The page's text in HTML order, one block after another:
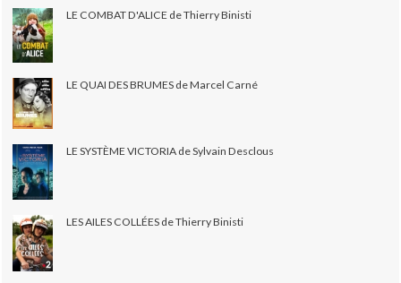
LE COMBAT D'ALICE de Thierry Binisti
LE QUAI DES BRUMES de Marcel Carné
LE SYSTÈME VICTORIA de Sylvain Desclous
LES AILES COLLÉES de Thierry Binisti